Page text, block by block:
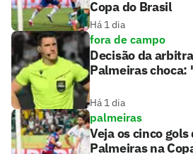
Copa do Brasil
Há 1 dia
fora de campo
Decisão da
Palmeiras choca:
Há 1 dia
palmeiras
Veja os cinco
Palmeiras na